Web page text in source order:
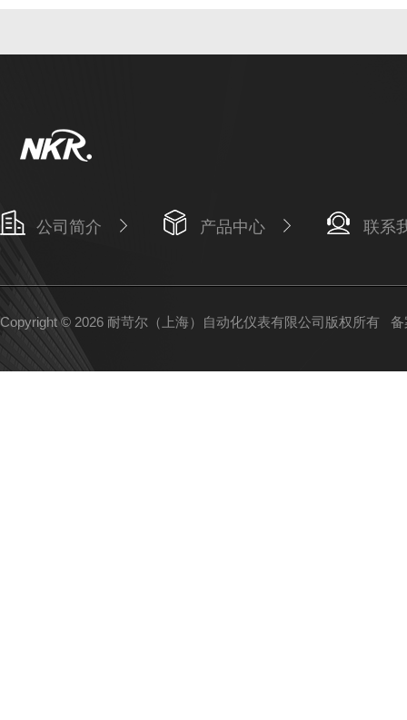
公司简介 产品中心 联系
Copyright © 2026 耐苛尔（上海）自动化仪表有限公司版权所有 备